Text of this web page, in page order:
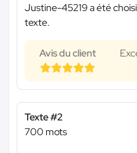
Justine-45219 a été
texte.
Avis du client
Texte #2
700 mots